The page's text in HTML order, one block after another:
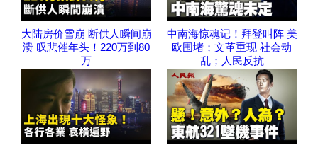
大陆房价雪崩 断供人瞬间崩
溃 叹悲催年头！220万到80
万
中南海惊魂记！拜登叫阵 美
欧围堵；文革重现 社会动
乱；人民反抗